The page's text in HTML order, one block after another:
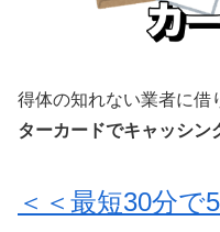
得体の知れない業者に借
ターカードでキャッシン
＜＜最短30分で